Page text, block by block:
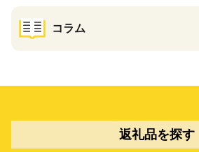
コラム
返礼品を探す